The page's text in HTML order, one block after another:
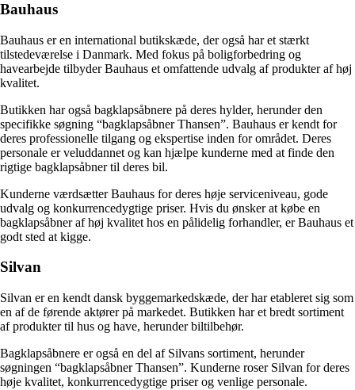
Bauhaus
Bauhaus er en international butikskæde, der også har et stærkt
tilstedeværelse i Danmark. Med fokus på boligforbedring og
havearbejde tilbyder Bauhaus et omfattende udvalg af produkter af høj
kvalitet.
Butikken har også bagklapsåbnere på deres hylder, herunder den
specifikke søgning “bagklapsåbner Thansen”. Bauhaus er kendt for
deres professionelle tilgang og ekspertise inden for området. Deres
personale er veluddannet og kan hjælpe kunderne med at finde den
rigtige bagklapsåbner til deres bil.
Kunderne værdsætter Bauhaus for deres høje serviceniveau, gode
udvalg og konkurrencedygtige priser. Hvis du ønsker at købe en
bagklapsåbner af høj kvalitet hos en pålidelig forhandler, er Bauhaus et
godt sted at kigge.
Silvan
Silvan er en kendt dansk byggemarkedskæde, der har etableret sig som
en af de førende aktører på markedet. Butikken har et bredt sortiment
af produkter til hus og have, herunder biltilbehør.
Bagklapsåbnere er også en del af Silvans sortiment, herunder
søgningen “bagklapsåbner Thansen”. Kunderne roser Silvan for deres
høje kvalitet, konkurrencedygtige priser og venlige personale.